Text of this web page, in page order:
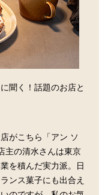
聞く！話題のお店と
がこちら「アン ソ
主の清水さんは東京
を積んだ実力派。日
ンス菓子にも出合え